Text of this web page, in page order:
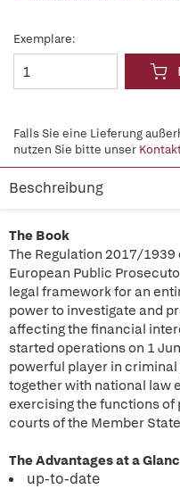
Exemplare:
Falls Sie eine Lieferung
nutzen Sie bitte unser
Beschreibung
The Book
The Regulation 2017/
European Public
legal framework for an
power to investigate and
affecting the financial
started operations on 1
powerful player in
together with national law
exercising the functions
courts of the Member
The Advantages at a
up-to-date